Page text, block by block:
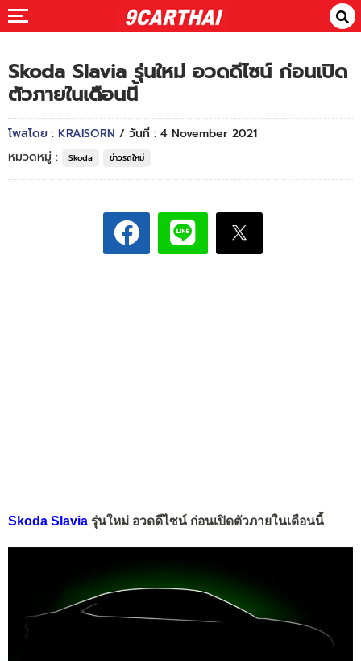
Skoda Slavia รุ่นใหม่ อวดดีไซน์ ก่อนเปิด
ตัวภายในเดือนนี้
โพสโดย : KRAISORN / วันที่ : 4 November 2021
หมวดหมู่ :
Skoda ข่าวรถใหม่
Skoda Slavia รุ่นใหม่ อวดดีไซน์ ก่อนเปิดตัวภายในเดือนนี้